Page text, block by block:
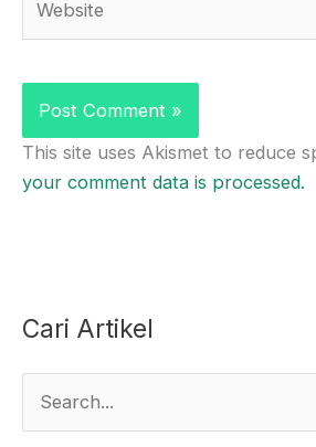
This site uses Akismet to reduce
your comment data is processed.
Cari Artikel